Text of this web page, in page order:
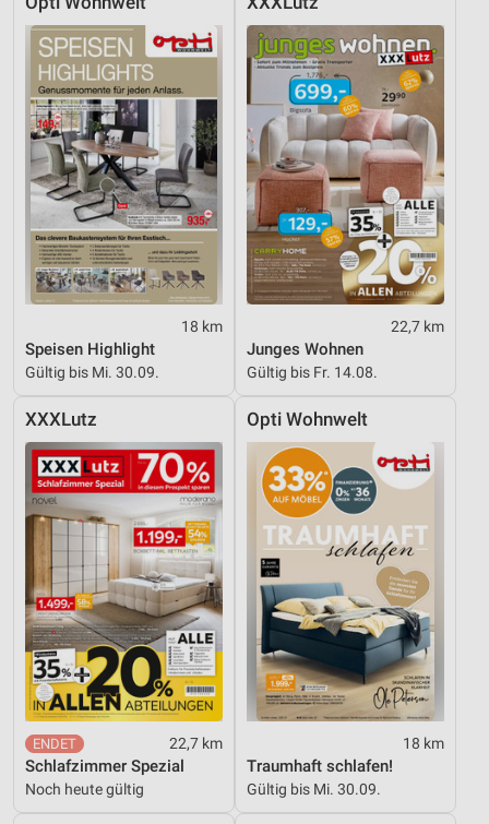
18 km
Speisen Highlight
Gültig bis Mi. 30.09.
22,7 km
Junges Wohnen
Gültig bis Fr. 14.08.
XXXLutz
22,7 km
Schlafzimmer Spezial
Noch heute gültig
Opti Wohnwelt
18 km
Traumhaft schlafen!
Gültig bis Mi. 30.09.